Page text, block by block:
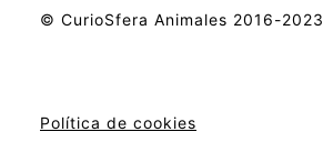
© CurioSfera Animales 2016-2023
Política de cookies